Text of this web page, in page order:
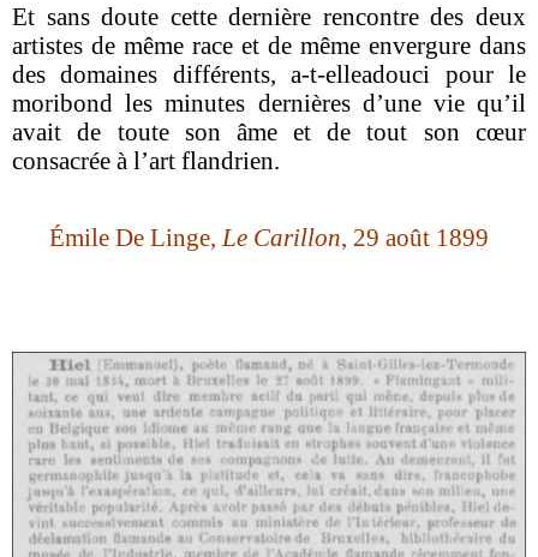
Et sans doute cette dernière rencontre des deux
artistes de même race et de même envergure dans
des domaines différents, a-t-elleadouci pour le
moribond les minutes dernières d’une vie qu’il
avait de toute son âme et de tout son cœur
consacrée à l’art flandrien.
Émile De Linge,Le Carillon, 29 août 1899